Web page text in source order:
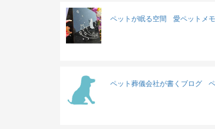
ペットが眠る空間 愛ペットメ
ペット葬儀会社が書くブログ